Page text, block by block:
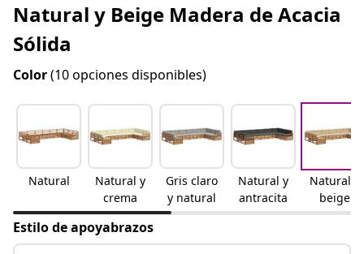
Natural y Beige Madera de Acacia
Sólida
Color(10 opciones disponibles)
Natural
Natural y
crema
Gris claro
y natural
Natural y
antracita
Natural y
beige
Estilo de apoyabrazos